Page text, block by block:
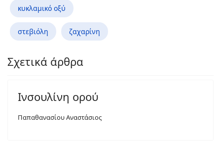
κυκλαμικό οξύ
στεβιόλη ζαχαρίνη
Σχετικά άρθρα
Ινσουλίνη ορού
Παπαθανασίου Αναστάσιος